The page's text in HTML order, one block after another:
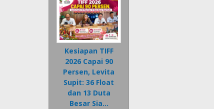
Kesiapan TIFF
2026 Capai 90
Persen, Levita
Supit: 36 Float
dan 13 Duta
Besar Sia…